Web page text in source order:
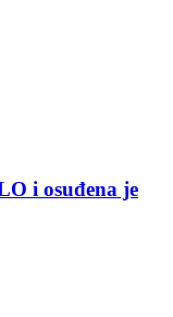
i osuđena je